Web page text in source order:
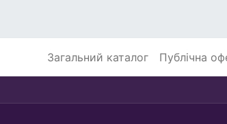
Загальний каталог Публічна